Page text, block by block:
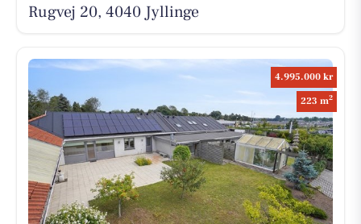
Rugvej 20, 4040 Jyllinge
4.995.000 kr
223 m2